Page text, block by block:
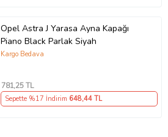
Opel Astra J Yarasa Ayna Kapağı
Piano Black Parlak Siyah
Kargo Bedava
781,25 TL
Sepette %17 İndirim 648,44 TL